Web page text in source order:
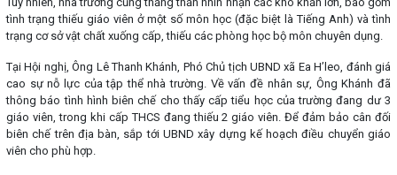
tình trạng thiếu giáo viên ở một số môn học (đặc biệt là Tiếng Anh) và tình
trạng cơ sở vật chất xuống cấp, thiếu các phòng học bộ môn chuyên dụng.
Tại Hội nghị, Ông Lê Thanh Khánh, Phó Chủ tịch UBND xã Ea H’leo, đánh giá
cao sự nỗ lực của tập thể nhà trường. Về vấn đề nhân sự, Ông Khánh đã
thông báo tình hình biên chế cho thấy cấp tiểu học của trường đang dư 3
giáo viên, trong khi cấp THCS đang thiếu 2 giáo viên. Để đảm bảo cân đối
biên chế trên địa bàn, sắp tới UBND xây dựng kế hoạch điều chuyển giáo
viên cho phù hợp.